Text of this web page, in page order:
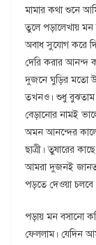
মামার কথা শুনে
তুলে পড়ালেখায় মন
অবাধ সুযোগ করে
দেরি করার আনন্দ
দুজনে ঘুড়ির মতো
তখনও। শুধু বুঝতাম
বেড়ানোর নামই
অমন আনন্দের
ছাত্রী। তুষারের
আমরা দুজনই
পড়তে দেওয়া চলবে
পড়ায় মন বসানো
ফেললাম। যেদিন